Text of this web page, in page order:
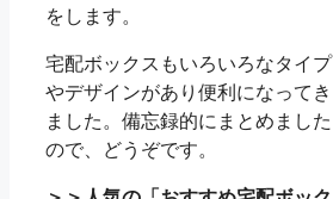
をします。
宅配ボックスもいろいろなタイプ
やデザインがあり便利になってき
ました。備忘録的にまとめました
ので、どうぞです。